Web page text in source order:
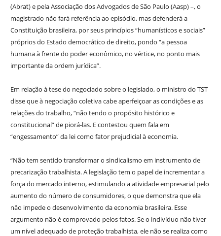
(Abrat) e pela Associação dos Advogados de São Paulo (Aasp) –, o
magistrado não fará referência ao episódio, mas defenderá a
Constituição brasileira, por seus princípios “humanísticos e sociais”
próprios do Estado democrático de direito, pondo “a pessoa
humana à frente do poder econômico, no vértice, no ponto mais
importante da ordem jurídica”.
Em relação à tese do negociado sobre o legislado, o ministro do TST
disse que à negociação coletiva cabe aperfeiçoar as condições e as
relações do trabalho, “não tendo o propósito histórico e
constitucional” de piorá-las. E contestou quem fala em
“engessamento” da lei como fator prejudicial à economia.
“Não tem sentido transformar o sindicalismo em instrumento de
precarização trabalhista. A legislação tem o papel de incrementar a
força do mercado interno, estimulando a atividade empresarial pelo
aumento do número de consumidores, o que demonstra que ela
não impede o desenvolvimento da economia brasileira. Esse
argumento não é comprovado pelos fatos. Se o indivíduo não tiver
um nível adequado de proteção trabalhista, ele não se realiza como